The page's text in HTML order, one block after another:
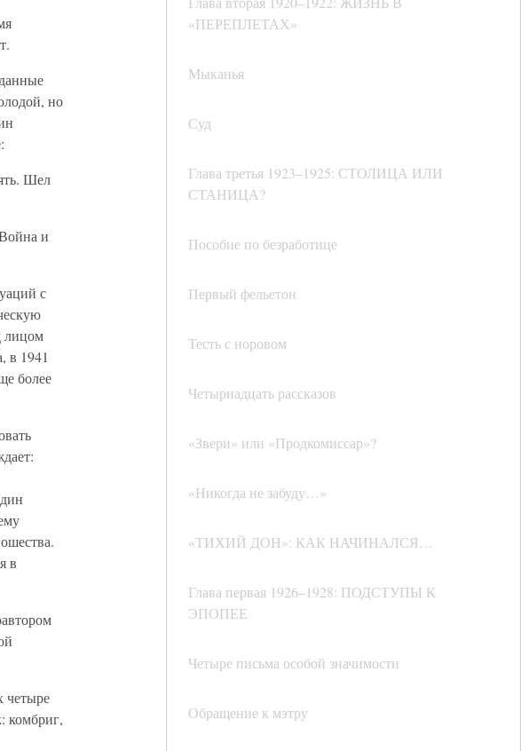
«ПЕРЕПЛЕТАХ»
Мыканья
Суд
Глава третья 1923–1925: СТОЛИЦА ИЛИ
СТАНИЦА?
Пособие по безработице
Первый фельетон
Тесть с норовом
Четырнадцать рассказов
«Звери» или «Продкомиссар»?
«Никогда не забуду…»
«ТИХИЙ ДОН»: КАК НАЧИНАЛСЯ…
Глава первая 1926–1928: ПОДСТУПЫ К
ЭПОПЕЕ
Четыре письма особой значимости
Обращение к мэтру
но
Шел
и
с
лицом
в 1941
более
в
четыре
комбриг,